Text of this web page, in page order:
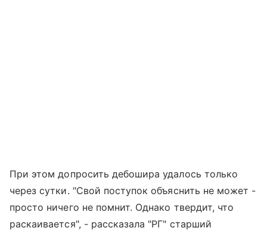
При этом допросить дебошира удалось только
через сутки. "Свой поступок объяснить не может -
просто ничего не помнит. Однако твердит, что
раскаивается", - рассказала "РГ" старший